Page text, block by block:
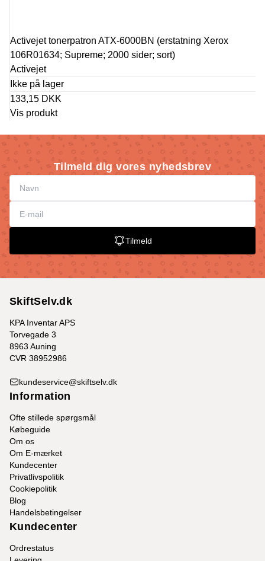
Activejet tonerpatron ATX-6000BN (erstatning Xerox
106R01634; Supreme; 2000 sider; sort)
Activejet
Ikke på lager
133,15 DKK
Vis produkt
Tilmeld dig vores nyhedsbrev
Tilmeld
SkiftSelv.dk
KPA Inventar APS
Torvegade 3
8963 Auning
CVR 38952986
kundeservice@skiftselv.dk
Information
Ofte stillede spørgsmål
Købeguide
Om os
Om E-mærket
Kundecenter
Privatlivspolitik
Cookiepolitik
Blog
Handelsbetingelser
Kundecenter
Ordrestatus